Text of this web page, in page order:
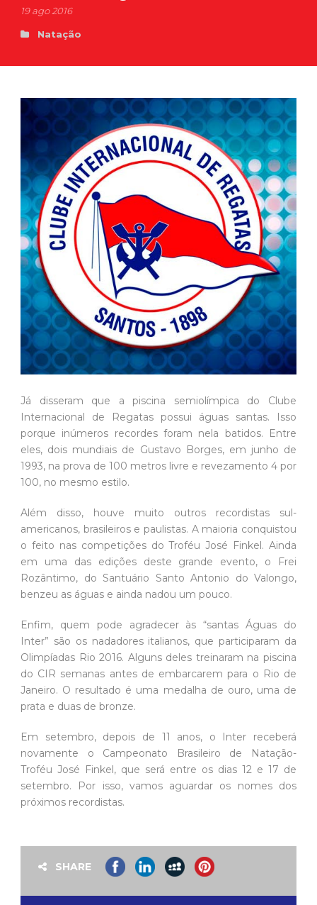
19 ago 2016
Natação
Já disseram que a piscina semiolímpica do Clube
Internacional de Regatas possui águas santas. Isso
porque inúmeros recordes foram nela batidos. Entre
eles, dois mundiais de Gustavo Borges, em junho de
1993, na prova de 100 metros livre e revezamento 4 por
100, no mesmo estilo.
Além disso, houve muito outros recordistas sul-
americanos, brasileiros e paulistas. A maioria conquistou
o feito nas competições do Troféu José Finkel. Ainda
em uma das edições deste grande evento, o Frei
Rozântimo, do Santuário Santo Antonio do Valongo,
benzeu as águas e ainda nadou um pouco.
Enfim, quem pode agradecer às “santas Águas do
Inter” são os nadadores italianos, que participaram da
Olimpíadas Rio 2016. Alguns deles treinaram na piscina
do CIR semanas antes de embarcarem para o Rio de
Janeiro. O resultado é uma medalha de ouro, uma de
prata e duas de bronze.
Em setembro, depois de 11 anos, o Inter receberá
novamente o Campeonato Brasileiro de Natação-
Troféu José Finkel, que será entre os dias 12 e 17 de
setembro. Por isso, vamos aguardar os nomes dos
próximos recordistas.
SHARE